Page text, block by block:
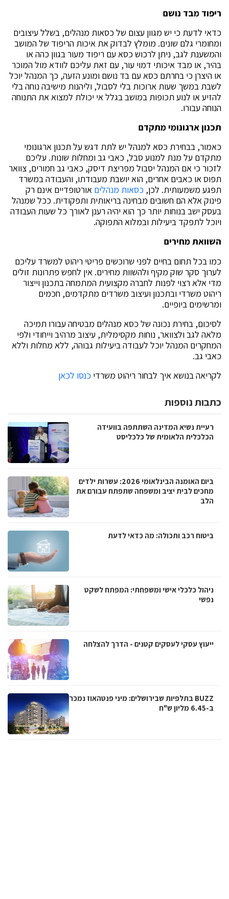
ריפוד מבד נושם
כדאי לדעת כי יש מגוון עצום של כסאות מנהלים, בשלל עיצובים
ומחומרי גלם שונים. מומלץ לבדוק את איכות הריפוד של המושב
והמשענת לגב, ניתן לרכוש כסא עם ריפוד מעור בגוון כהה או
בהיר, או מבד איכותי דמוי עור, עם זאת עליכם לוודא מול המוכר
או היצרן כי בחרתם כסא עם בד נושם ומונע הזעה, כך המנהל יוכל
לשבת במשך שעות ארוכות בלי לסבול, וליהנות מישיבה נוחה בלי
להזיע או לנוע תכופות במושב בגלל אי יכולת למצוא את התנוחה
הנוחה עבורו.
תכנון ארגונומי מתקדם
כאמור, בבחירת כסא למנהל יש לתת דגש על תכנון ארגונומי
מתקדם על מנת למנוע סבל, כאבי גב ומחלות שונות. עליכם
לזכור כי אם המנהל יסבול מפריצת דיסק, כאבי גב חמורים, צוואר
תפוס או כאבים אחרים, הוא יושבת מעבודתו, והעבודה במשרד
תפגע משמעותית. לכן, כסאות מנהליםאורטופדיים אינם רק
פינוק אלא הם חשובים מבחינה בריאותית ותפקודית. ככל שמנהל
בעסק ישב בנוחות יותר כך הוא יהיה רענן לאורך כל שעות העבודה
ויוכל לתפקד ביעילות ובמלוא התפוקה.
השוואת מחירים
כמו בכל תחום בחיים לפני שרוכשים פריטי ריהוט למשרד עליכם
לערוך סקר שוק מקיף ולהשוות מחירים. אין לחפש פתרונות זולים
מדי אלא רצוי לפנות לחברה מקצועית המתמחה בתכנון וייצור
ריהוט משרדי ובתכנון ועיצוב משרדים מתקדמים, חכמים
ומרשימים ביופיים.
לסיכום, בחירת נכונה של כסא מנהלים מבטיחה עבורו תמיכה
מלאה לגב ולצוואר, נוחות מקסימלית, עיצוב מרהיב וייחודי ולפי
המחקרים המנהל יוכל לעבודה ביעילות גבוהה, ללא מחלות וללא
כאבי גב.
לקריאה בנושא איך לבחור ריהוט משרדי כנסו לכאן
כתבות נוספות
רעיית נשיא המדינה השתתפה בוועידה
הכלכלית הלאומית של כלכליסט
ביום האומנה הבינלאומי 2026: עשרות ילדים
מחכים לבית יציב ומשפחה שתפתח עבורם את
הלב
ביטוח רכב ותכולה: מה כדאי לדעת
ניהול כלכלי אישי ומשפחתי: המפתח לשקט
נפשי
ייעוץ עסקי לעסקים קטנים - הדרך להצלחה
BUZZ בתלפיות שבירושלים: מיני פנטהאוז נמכר
ב-6.45 מליון ש"ח